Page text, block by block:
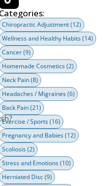
Categories:
Chiropractic Adjustment(12)
Wellness and Healthy Habits(14)
Cancer(9)
Homemade Cosmetics(2)
Neck Pain(8)
Headaches / Migraines(6)
Back Pain(21)
Exercise / Sports(16)
Pregnancy and Babies(12)
Scoliosis(2)
Stress and Emotions(10)
Herniated Disc(9)